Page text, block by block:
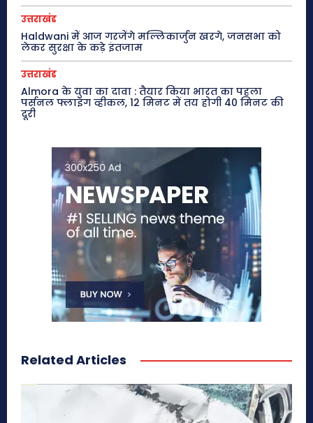
उत्तराखंड
Haldwani में आज गरजेंगे मल्लिकार्जुन खरगे, जनसभा को
लेकर सुरक्षा के कड़े इंतजाम
उत्तराखंड
Almora के युवा का दावा : तैयार किया भारत का पहला
पर्सनल फ्लाइंग व्हीकल, 12 मिनट में तय होगी 40 मिनट की
दूरी
Related Articles